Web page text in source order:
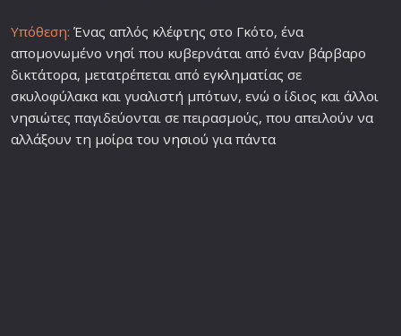
Υπόθεση: Ένας απλός κλέφτης στο Γκότο, ένα
απομονωμένο νησί που κυβερνάται από έναν βάρβαρο
δικτάτορα, μετατρέπεται από εγκληματίας σε
σκυλοφύλακα και γυαλιστή μπότων, ενώ ο ίδιος και άλλοι
νησιώτες παγιδεύονται σε πειρασμούς, που απειλούν να
αλλάξουν τη μοίρα του νησιού για πάντα